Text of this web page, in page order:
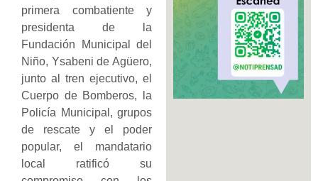
primera combatiente y
presidenta de la
Fundación Municipal del
Niño, Ysabeni de Agüero,
junto al tren ejecutivo, el
Cuerpo de Bomberos, la
Policía Municipal, grupos
de rescate y el poder
popular, el mandatario
local ratificó su